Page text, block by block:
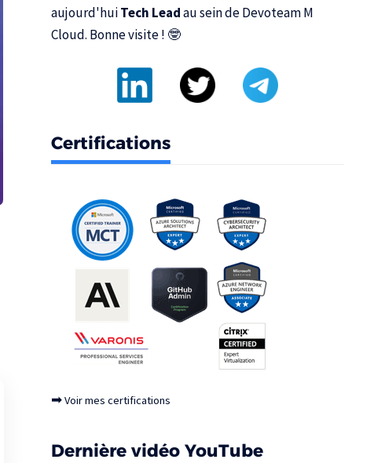
aujourd'huiTech Leadau sein deDevoteam M
Cloud. Bonne visite ! 🤓
Certifications
➡Voir mes certifications
Dernière vidéo YouTube